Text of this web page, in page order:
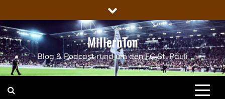
to
content
MillernTon
Blog & Podcast rund um den FC St. Pauli